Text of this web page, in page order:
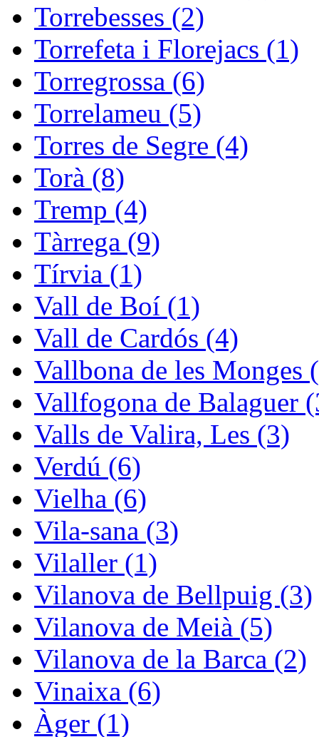
Torrebesses (2)
Torrefeta i Florejacs (1)
Torregrossa (6)
Torrelameu (5)
Torres de Segre (4)
Torà (8)
Tremp (4)
Tàrrega (9)
Tírvia (1)
Vall de Boí (1)
Vall de Cardós (4)
Vallbona de les Monges
Vallfogona de Balaguer
Valls de Valira, Les (3)
Verdú (6)
Vielha (6)
Vila-sana (3)
Vilaller (1)
Vilanova de Bellpuig (3)
Vilanova de Meià (5)
Vilanova de la Barca (2)
Vinaixa (6)
Àger (1)